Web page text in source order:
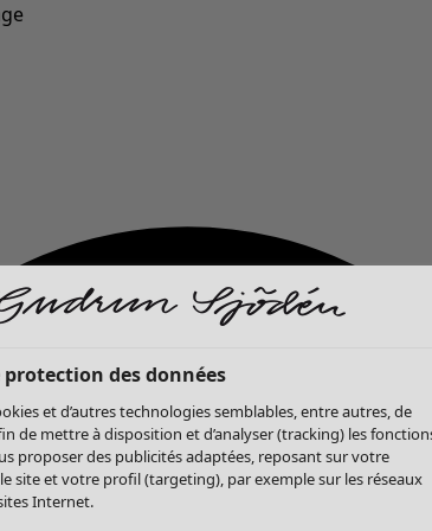
des données
et d’autres technologies semblables, entre autres, de
de mettre à disposition et d’analyser (tracking) les
proposer des publicités adaptées, reposant sur votre
site et votre profil (targeting), par exemple sur les réseaux
Internet.